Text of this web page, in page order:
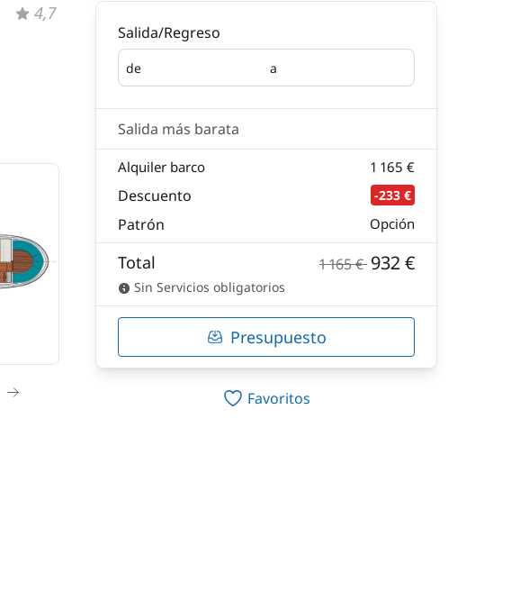
4,7
Salida/Regreso
de
Salida a
Regreso
Salida más barata
Alquiler barco 1 165 €
Descuento -233 €
Patrón Opción
Total 1 165 € 932 €
Sin Servicios obligatorios
Presupuesto
Favoritos